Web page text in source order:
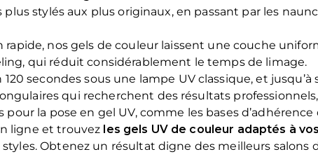
stylés aux plus originaux, en passant par les
nos gels de couleur laissent une couche
qui réduit considérablement le temps de limage.
120 secondes sous une lampe UV classique, et
qui recherchent des résultats
la pose en gel UV, comme les bases
ligne et trouvez les gels UV de couleur adaptés à
Obtenez un résultat digne des meilleurs